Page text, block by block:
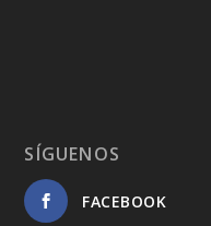
SÍGUENOS
FACEBOOK